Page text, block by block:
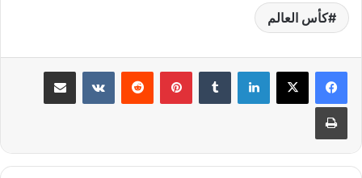
كأس العالم
لينكدإن بينتيريست